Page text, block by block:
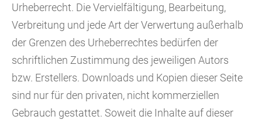
Urheberrecht. Die Vervielfältigung, Bearbeitung,
Verbreitung und jede Art der Verwertung außerhalb
der Grenzen des Urheberrechtes bedürfen der
schriftlichen Zustimmung des jeweiligen Autors
bzw. Erstellers. Downloads und Kopien dieser Seite
sind nur für den privaten, nicht kommerziellen
Gebrauch gestattet. Soweit die Inhalte auf dieser